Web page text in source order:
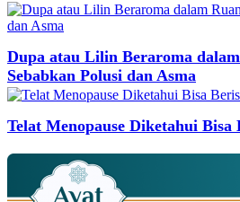
Dupa atau Lilin Beraroma
Sebabkan Polusi dan Asma
Telat Menopause Diketahui Bisa